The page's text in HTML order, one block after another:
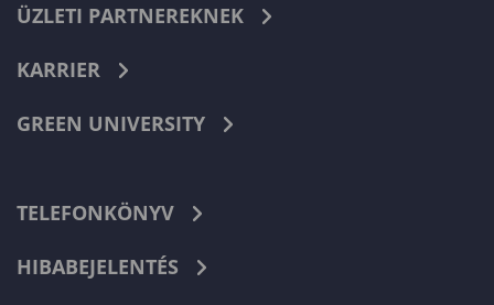
ÜZLETI PARTNEREKNEK
KARRIER
GREEN UNIVERSITY
TELEFONKÖNYV
HIBABEJELENTÉS